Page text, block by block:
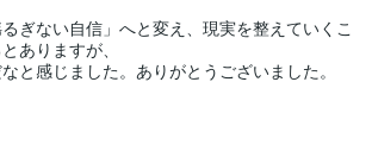
るぎない自信」へと変え、現実を整えていくこ
ありますが、
と感じました。ありがとうございました。